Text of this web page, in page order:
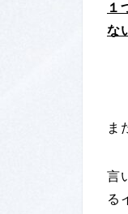
１
な
ま
言
る